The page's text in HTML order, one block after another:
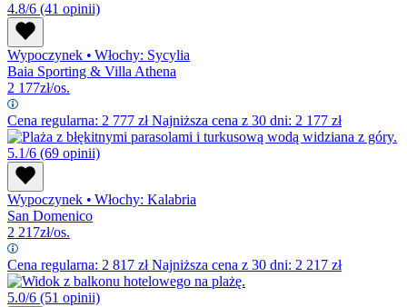
4.8/6 (41 opinii)
Wypoczynek • Włochy: Sycylia
Baia Sporting & Villa Athena
2 177zł/os.
Cena regularna: 2 777 złNajniższa cena z 30 dni: 2 177 zł
5.1/6 (69 opinii)
Wypoczynek • Włochy: Kalabria
San Domenico
2 217zł/os.
Cena regularna: 2 817 złNajniższa cena z 30 dni: 2 217 zł
5.0/6 (51 opinii)